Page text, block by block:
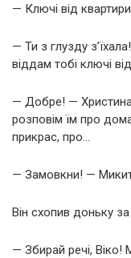
— Ключі від
— Ти з глузду
віддам тобі ключі
— Добре! — Христина
розповім їм про
прикрас, про…
— Замовкни! —
Він схопив доньку за
— Збирай речі,